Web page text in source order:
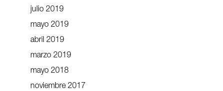
julio 2019
mayo 2019
abril 2019
marzo 2019
mayo 2018
noviembre 2017